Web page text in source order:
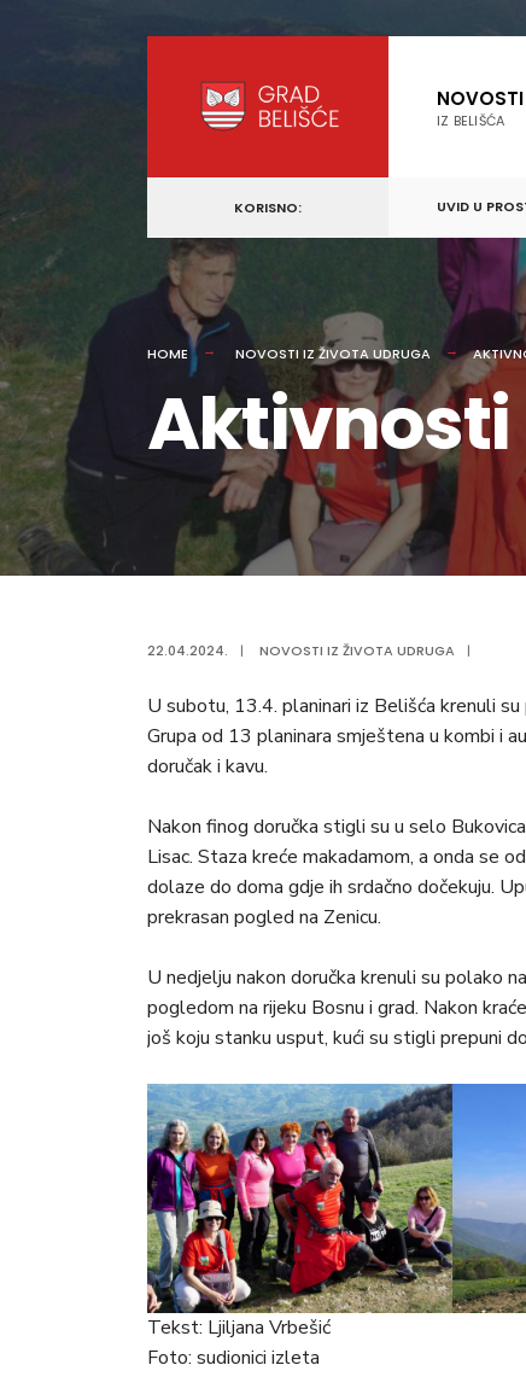
content
NOVOSTI
IZ BELIŠĆA
KORISNO: UVID U
HOME NOVOSTI IZ ŽIVOTA UDRUGA
Aktivnosti
22.04.2024. | NOVOSTI IZ ŽIVOTA UDRUGA |
U subotu, 13.4. planinari iz Belišća krenuli
Grupa od 13 planinara smještena u kombi i
doručak i kavu.
Nakon finog doručka stigli su u selo
Lisac. Staza kreće makadamom, a onda se
dolaze do doma gdje ih srdačno dočekuju.
prekrasan pogled na Zenicu.
U nedjelju nakon doručka krenuli su polako
pogledom na rijeku Bosnu i grad. Nakon
još koju stanku usput, kući su stigli prepuni
Tekst: Ljiljana Vrbešić
Foto: sudionici izleta